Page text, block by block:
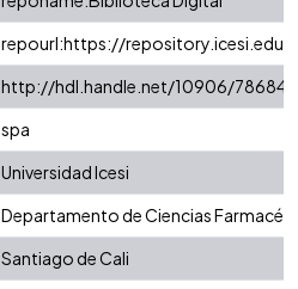
repourl:https://
http://hdl.handle.net/10906/78684
spa
Universidad Icesi
Departamento de Ciencias
Santiago de Cali